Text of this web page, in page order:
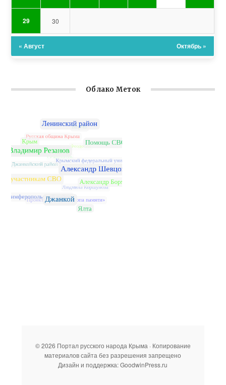
29 30
« Август Октябрь »
Облако Меток
© 2026 Портал русского народа Крыма · Копирование
материалов сайта без разрешения запрещено
Дизайн и поддержка: GoodwinPress.ru